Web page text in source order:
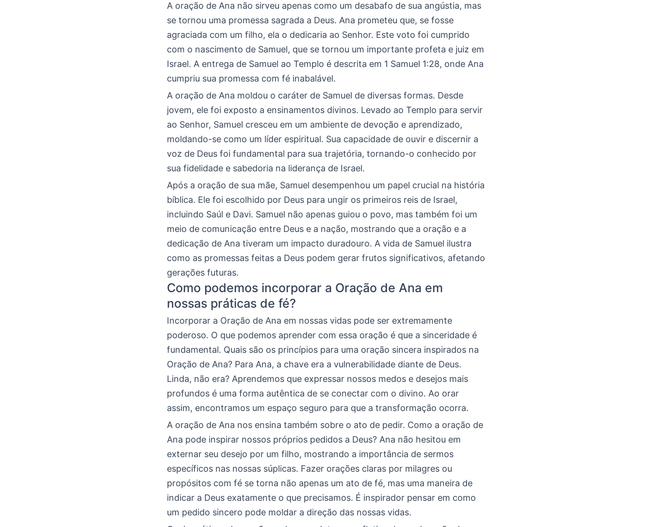
A oração de Ana não sirveu apenas como um desabafo de sua angústia, mas
se tornou uma promessa sagrada a Deus. Ana prometeu que, se fosse
agraciada com um filho, ela o dedicaria ao Senhor. Este voto foi cumprido
com o nascimento de Samuel, que se tornou um importante profeta e juiz em
Israel. A entrega de Samuel ao Templo é descrita em 1 Samuel 1:28, onde Ana
cumpriu sua promessa com fé inabalável.
A oração de Ana moldou o caráter de Samuel de diversas formas. Desde
jovem, ele foi exposto a ensinamentos divinos. Levado ao Templo para servir
ao Senhor, Samuel cresceu em um ambiente de devoção e aprendizado,
moldando-se como um líder espiritual. Sua capacidade de ouvir e discernir a
voz de Deus foi fundamental para sua trajetória, tornando-o conhecido por
sua fidelidade e sabedoria na liderança de Israel.
Após a oração de sua mãe, Samuel desempenhou um papel crucial na história
bíblica. Ele foi escolhido por Deus para ungir os primeiros reis de Israel,
incluindo Saúl e Davi. Samuel não apenas guiou o povo, mas também foi um
meio de comunicação entre Deus e a nação, mostrando que a oração e a
dedicação de Ana tiveram um impacto duradouro. A vida de Samuel ilustra
como as promessas feitas a Deus podem gerar frutos significativos, afetando
gerações futuras.
Como podemos incorporar a Oração de Ana em
nossas práticas de fé?
Incorporar a Oração de Ana em nossas vidas pode ser extremamente
poderoso. O que podemos aprender com essa oração é que a sinceridade é
fundamental. Quais são os princípios para uma oração sincera inspirados na
Oração de Ana? Para Ana, a chave era a vulnerabilidade diante de Deus.
Linda, não era? Aprendemos que expressar nossos medos e desejos mais
profundos é uma forma autêntica de se conectar com o divino. Ao orar
assim, encontramos um espaço seguro para que a transformação ocorra.
A oração de Ana nos ensina também sobre o ato de pedir. Como a oração de
Ana pode inspirar nossos próprios pedidos a Deus? Ana não hesitou em
externar seu desejo por um filho, mostrando a importância de sermos
específicos nas nossas súplicas. Fazer orações claras por milagres ou
propósitos com fé se torna não apenas um ato de fé, mas uma maneira de
indicar a Deus exatamente o que precisamos. É inspirador pensar em como
um pedido sincero pode moldar a direção das nossas vidas.